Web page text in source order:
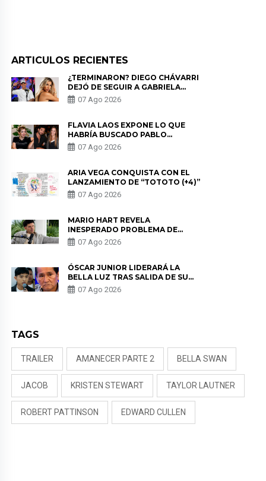
ARTICULOS RECIENTES
¿TERMINARON? DIEGO CHÁVARRI
DEJÓ DE SEGUIR A GABRIELA
HERRERA Y ANUNCIA SU SALIDA
DE PÓDCAST
07 Ago 2026
FLAVIA LAOS EXPONE LO QUE
HABRÍA BUSCADO PABLO
HEREDIA CON ALE FULLER: “UNA
DE LAS PARTES QUERÍA EL
07 Ago 2026
ARIA VEGA CONQUISTA CON EL
LANZAMIENTO DE “TOTOTO (+4)”
07 Ago 2026
MARIO HART REVELA
INESPERADO PROBLEMA DE
SALUD ANTES DE SEPARARSE DE
KORINA: “ME ENCONTRARON UN
07 Ago 2026
ÓSCAR JUNIOR LIDERARÁ LA
BELLA LUZ TRAS SALIDA DE SU
PADRE POR POLÉMICA CON
NALDY SALDAÑA
07 Ago 2026
TAGS
TRAILER AMANECER PARTE 2 BELLA SWAN
JACOB KRISTEN STEWART TAYLOR LAUTNER
ROBERT PATTINSON EDWARD CULLEN